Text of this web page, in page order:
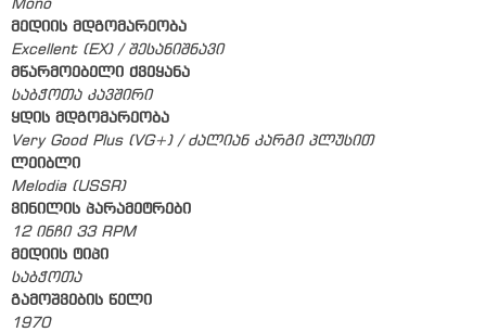
Mono
მედიის მდგომარეობა
Excellent (EX) / შესანიშნავი
მწარმოებელი ქვეყანა
საბჭოთა კავშირი
ყდის მდგომარეობა
Very Good Plus (VG+) / ძალიან კარგი პლუსით
ლეიბლი
Melodia (USSR)
ვინილის პარამეტრები
12 ინჩი 33 RPM
მედიის ტიპი
საბჭოთა
გამოშვების წელი
1970